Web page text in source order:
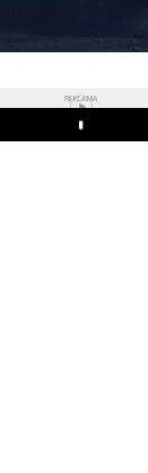
REKLAMA
Play